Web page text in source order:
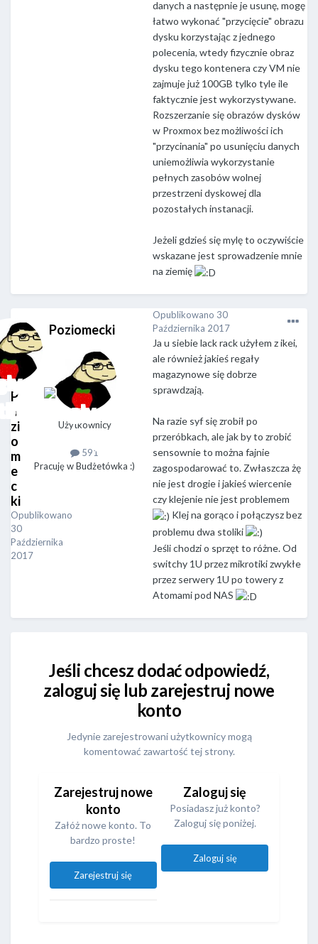
danych a następnie je usunę, mogę
łatwo wykonać "przycięcie" obrazu
dysku korzystając z jednego
polecenia, wtedy fizycznie obraz
dysku tego kontenera czy VM nie
zajmuje już 100GB tylko tyle ile
faktycznie jest wykorzystywane.
Rozszerzanie się obrazów dysków
w Proxmox bez możliwości ich
"przycinania" po usunięciu danych
uniemożliwia wykorzystanie
pełnych zasobów wolnej
przestrzeni dyskowej dla
pozostałych instanacji.
Jeżeli gdzieś się mylę to oczywiście
wskazane jest sprowadzenie mnie
na ziemię
P
o
zi
o
m
e
c
ki
Opublikowano
30
Października
2017
Poziomecki
Użytkownicy
591
Pracuję w Budżetówka :)
Opublikowano 30
Października 2017
Ja u siebie lack rack użyłem z ikei,
ale również jakieś regały
magazynowe się dobrze
sprawdzają.
Na razie syf się zrobił po
przeróbkach, ale jak by to zrobić
sensownie to można fajnie
zagospodarować to. Zwłaszcza żę
nie jest drogie i jakieś wiercenie
czy klejenie nie jest problemem
Klej na gorąco i połączysz bez
problemu dwa stoliki
Jeśli chodzi o sprzęt to różne. Od
switchy 1U przez mikrotiki zwykłe
przez serwery 1U po towery z
Atomami pod NAS
Jeśli chcesz dodać odpowiedź,
zaloguj się lub zarejestruj nowe
konto
Jedynie zarejestrowani użytkownicy mogą
komentować zawartość tej strony.
Zarejestruj nowe
konto
Załóż nowe konto. To
bardzo proste!
Zarejestruj się
Zaloguj się
Posiadasz już konto?
Zaloguj się poniżej.
Zaloguj się